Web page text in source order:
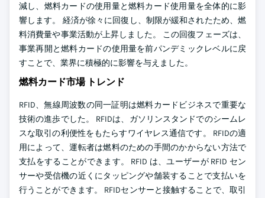
減し、燃料カードの使用量と燃料カード使用量を全体的に影
響します。 経済が徐々に回復し、制限が緩和されたため、燃
料消費量や事業活動が上昇しました。 この回復フェーズは、
事業再開と燃料カードの使用量を前パンデミックレベルに戻
すことで、業界に積極的に影響を与えました。
燃料カード市場 トレンド
RFID、無線周波数の同一証明は燃料カードビジネスで重要な
技術の進歩でした。 RFIDは、ガソリンスタンドでのシームレ
スな取引の利便性をもたらすワイヤレス通信です。 RFIDの適
用によって、運転者は燃料のための手間のかからない方法で
支払をすることができます。 RFID は、ユーザーが RFID セン
サーや受信機の近くにタッピングや舗装することで支払いを
行うことができます。 RFIDセンサーと接触することで、取引